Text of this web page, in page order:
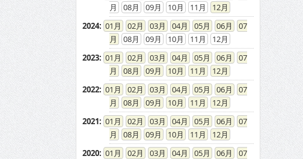
08
09 10 11
12
2024: 01 02 03 04 05 06
07
08
09 10 11
12
2023: 01 02 03 04 05 06
07
08
09 10 11
12
2022: 01 02 03 04 05 06
07
08
09 10 11
12
2021: 01 02 03 04 05 06
07
08
09 10 11
12
2020: 01 02 03 04 05 06
07